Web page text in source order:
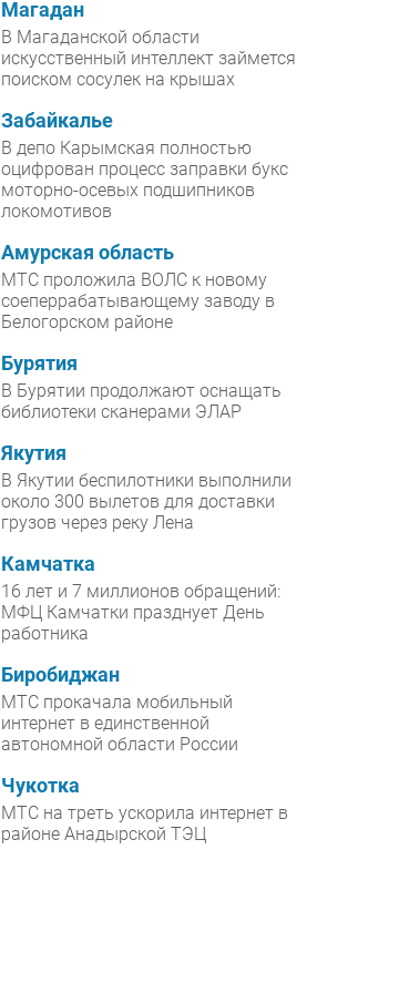
Магадан
В Магаданской области
искусственный интеллект займется
поиском сосулек на крышах
Забайкалье
В депо Карымская полностью
оцифрован процесс заправки букс
моторно-осевых подшипников
локомотивов
Амурская область
МТС проложила ВОЛС к новому
соеперрабатывающему заводу в
Белогорском районе
Бурятия
В Бурятии продолжают оснащать
библиотеки сканерами ЭЛАР
Якутия
В Якутии беспилотники выполнили
около 300 вылетов для доставки
грузов через реку Лена
Камчатка
16 лет и 7 миллионов обращений:
МФЦ Камчатки празднует День
работника
Биробиджан
МТС прокачала мобильный
интернет в единственной
автономной области России
Чукотка
МТС на треть ускорила интернет в
районе Анадырской ТЭЦ